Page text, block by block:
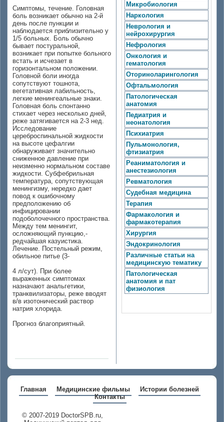
Симптомы, течение. Головная
боль возникает обычно на 2-й
день после пункции и
наблюдается приблизительно у
1/5 больных. Боль обычно
бывает постуральной,
возникает при попытке больного
встать и исчезает в
горизонтальном положении.
Головной боли иногда
сопутствуют тошнота,
вегетативная лабильность,
легкие менингеальные знаки.
Головная боль спонтанно
стихает через несколько дней,
реже затягивается на 2-3 нед.
Исследование
цереброспинальной жидкости
на высоте цефалгии
обнаруживает значительно
сниженное давление при
неизменно нормальном составе
жидкости. Субфебрильная
температура, сопутствующая
менингизму, нередко дает
повод к ошибочному
предположению об
инфицировании
подоболочечного пространства.
Между тем менингит,
осложняющий пункцию,-
редчайшая казуистика.
Лечение. Постельный режим,
обильное питье (3-
4 л/сут). При более
выраженных симптомах
назначают анальгетики,
транквилизаторы, реже вводят
в/в изотонический раствор
натрия хлорида.
Прогноз благоприятный.
Микробиология
Наркология
Неврология и
нейрохирургия
Нефрология
Онкология и
гематология
Оториноларингология
Офтальмология
Патологическая
анатомия
Педиатрия и
неонатология
Психиатрия
Пульмонология,
фтизиатрия
Реаниматология и
анестезиология
Ревматология
Судебная медицина
Терапия
Фармакология и
фармакотерапия
Хирургия
Эндокринология
Различные статьи на
медицинскую тематику
Патологическая
анатомия и пат
физиология
Главная Медицинские фильмы
Истории болезней
Контакты
© 2007-2019 DoctorSPB.ru,